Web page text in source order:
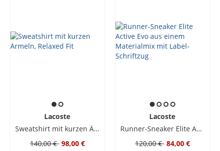
Lacoste
Sweatshirt mit kurzen Ärmeln, Relaxed Fit
140,00 € 98,00 €
Lacoste
Runner-Sneaker Elite Active Evo aus einem Materialmix mit Label-Schriftzug
120,00 € 84,00 €